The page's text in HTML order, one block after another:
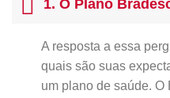
1. O Plano
A resposta a essa
quais são suas
um plano de saúde. O